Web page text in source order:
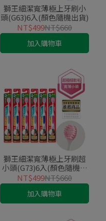
獅王細潔寬薄極上牙刷小
頭(G63)6入(顏色隨機出貨)
NT$499NT$660
加入購物車
獅王細潔寬薄極上牙刷超
小頭(G73)6入(顏色隨機出
貨)
NT$499NT$660
加入購物車